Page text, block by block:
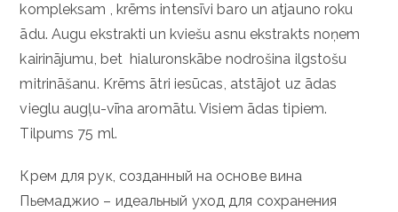
kompleksam , krēms intensīvi baro un atjauno roku
ādu. Augu ekstrakti un kviešu asnu ekstrakts noņem
kairinājumu, bet hialuronskābe nodrošina ilgstošu
mitrināšanu. Krēms ātri iesūcas, atstājot uz ādas
vieglu augļu-vīna aromātu. Visiem ādas tipiem.
Tilpums 75 ml.
Крем для рук, созданный на основе вина
Пьемаджио – идеальный уход для сохранения